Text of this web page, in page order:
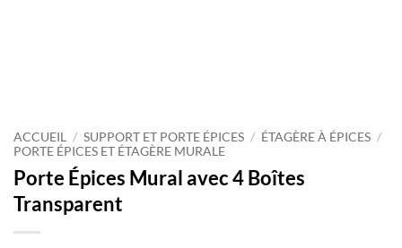
ACCUEIL / SUPPORT ET PORTE ÉPICES / ÉTAGÈRE À ÉPICES /
PORTE ÉPICES ET ÉTAGÈRE MURALE
Porte Épices Mural avec 4 Boîtes
Transparent